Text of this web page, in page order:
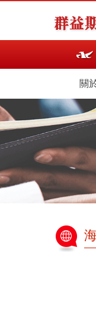
主
關